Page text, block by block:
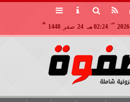
2026
مـ
02:24 مـ 24 صفر 1448
هـ